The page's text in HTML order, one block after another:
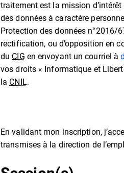
traitement est la mission
des données à caractère
Protection des données n°2016/
rectification, ou d’opposition en
du CIG en envoyant un courriel à
vos droits « Informatique et
la CNIL.
En validant mon inscription,
transmises à la direction de